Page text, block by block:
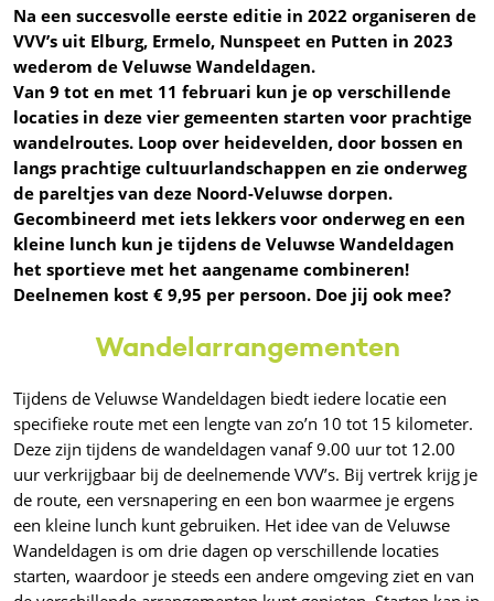
Na een succesvolle eerste editie in 2022 organiseren de
VVV’s uit Elburg, Ermelo, Nunspeet en Putten in 2023
wederom de Veluwse Wandeldagen.
Van 9 tot en met 11 februari kun je op verschillende
locaties in deze vier gemeenten starten voor prachtige
wandelroutes. Loop over heidevelden, door bossen en
langs prachtige cultuurlandschappen en zie onderweg
de pareltjes van deze Noord-Veluwse dorpen.
Gecombineerd met iets lekkers voor onderweg en een
kleine lunch kun je tijdens de Veluwse Wandeldagen
het sportieve met het aangename combineren!
Deelnemen kost € 9,95 per persoon. Doe jij ook mee?
Wandelarrangementen
Tijdens de Veluwse Wandeldagen biedt iedere locatie een
specifieke route met een lengte van zo’n 10 tot 15 kilometer.
Deze zijn tijdens de wandeldagen vanaf 9.00 uur tot 12.00
uur verkrijgbaar bij de deelnemende VVV’s. Bij vertrek krijg je
de route, een versnapering en een bon waarmee je ergens
een kleine lunch kunt gebruiken. Het idee van de Veluwse
Wandeldagen is om drie dagen op verschillende locaties
starten, waardoor je steeds een andere omgeving ziet en van